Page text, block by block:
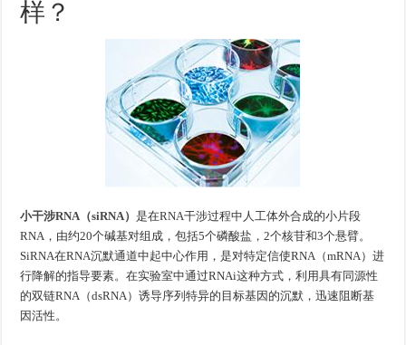
样？
小干涉RNA （siRNA）是在RNA干涉过程中人工体外合成的小片段
RNA，由约20个碱基对组成，包括5个磷酸盐，2个核苷和3个悬臂。
SiRNA在RNA沉默通道中起中心作用，是对特定信使RNA（mRNA）进
行降解的指导要素。在实验室中通过RNAi这种方式，利用具有同源性
的双链RNA（dsRNA）诱导序列特异的目标基因的沉默，迅速阻断基
因活性。